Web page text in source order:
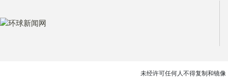
未经许可任何人不得复制和镜